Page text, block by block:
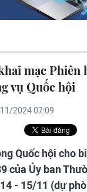
mạc
vụ Quốc hội
2024 07:09
Quốc hội cho
của Ủy ban
- 15/11 (dự